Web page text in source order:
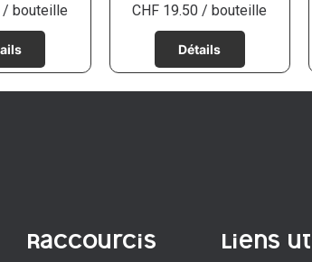
/ bouteille CHF 19.50 / bouteille
Raccourcis Liens